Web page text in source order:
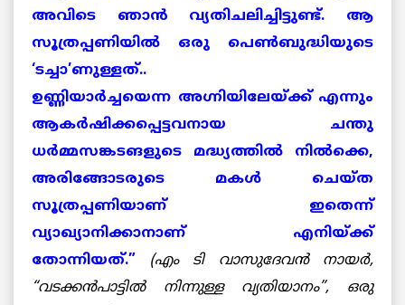
അവിടെ ഞാന്‍ വ്യതിചലിച്ചിട്ടുണ്ട്. ആ
സൂത്രപ്പണിയില്‍ ഒരു പെണ്‍ബുദ്ധിയുടെ
‘ടച്ചാ’ണുള്ളത്..
ഉണ്ണിയാര്‍ച്ചയെന്ന അഗ്നിയിലേയ്ക്ക് എന്നും
ആകര്‍ഷിക്കപ്പെട്ടവനായ ചന്തു
ധര്‍മ്മസങ്കടങളുടെ മദ്ധ്യത്തില്‍ നില്‍ക്കെ,
അരിങ്ങോടരുടെ മകള്‍ ചെയ്ത
സൂത്രപ്പണിയാണ് ഇതെന്ന്
വ്യാഖ്യാനിക്കാനാണ് എനിയ്ക്ക്
തോന്നിയത്.”
(എം ടി വാസുദേവന്‍ നായര്‍,
“വടക്കന്‍പാട്ടില്‍ നിന്നുള്ള വ്യതിയാനം”, ഒരു